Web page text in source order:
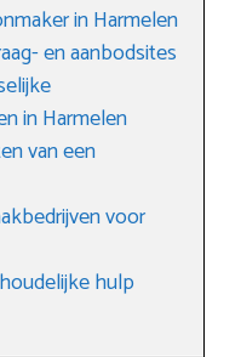
in Harmelen
en aanbodsites
in Harmelen
van een
voor
hulp